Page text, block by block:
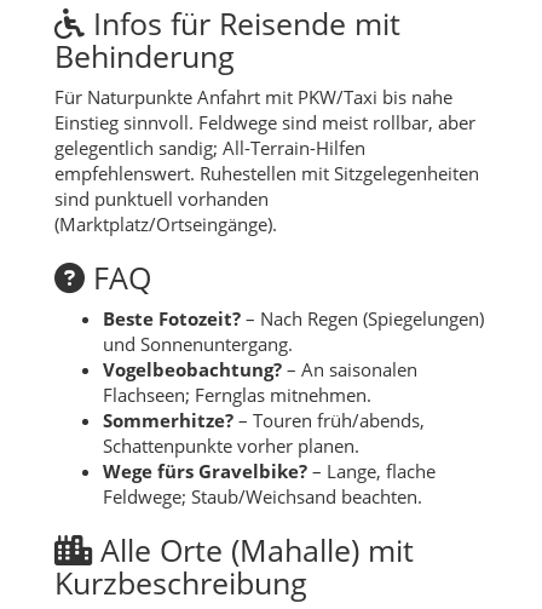
Infos für Reisende mit
Behinderung
Für Naturpunkte Anfahrt mit PKW/Taxi bis nahe
Einstieg sinnvoll. Feldwege sind meist rollbar, aber
gelegentlich sandig; All-Terrain-Hilfen
empfehlenswert. Ruhestellen mit Sitzgelegenheiten
sind punktuell vorhanden
(Marktplatz/Ortseingänge).
FAQ
Beste Fotozeit? – Nach Regen (Spiegelungen)
und Sonnenuntergang.
Vogelbeobachtung? – An saisonalen
Flachseen; Fernglas mitnehmen.
Sommerhitze? – Touren früh/abends,
Schattenpunkte vorher planen.
Wege fürs Gravelbike? – Lange, flache
Feldwege; Staub/Weichsand beachten.
Alle Orte (Mahalle) mit
Kurzbeschreibung